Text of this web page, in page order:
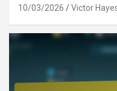
10/03/2026 Victor